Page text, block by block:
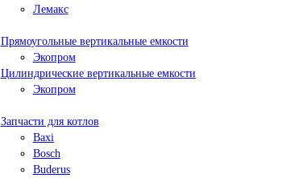
Лемакс
Прямоугольные вертикальные емкости
Экопром
Цилиндрические вертикальные емкости
Экопром
Запчасти для котлов
Baxi
Bosch
Buderus